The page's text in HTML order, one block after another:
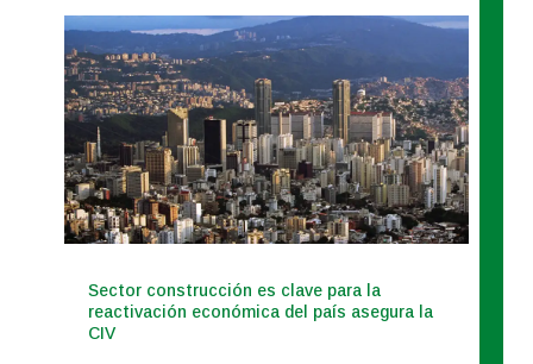
Sector construcción es clave para la
reactivación económica del país asegura la
CIV